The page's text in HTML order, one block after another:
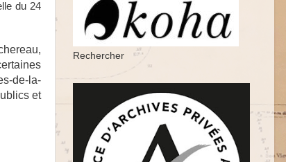
du 24
de-la-
et
Rechercher